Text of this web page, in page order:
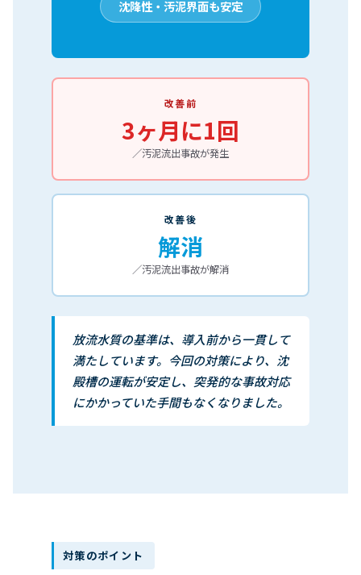
沈降性・汚泥界面も安定
改善前
3ヶ月に1回
／汚泥流出事故が発生
改善後
解消
／汚泥流出事故が解消
放流水質の基準は、導入前から一貫して
満たしています。今回の対策により、沈
殿槽の運転が安定し、突発的な事故対応
にかかっていた手間もなくなりました。
対策のポイント